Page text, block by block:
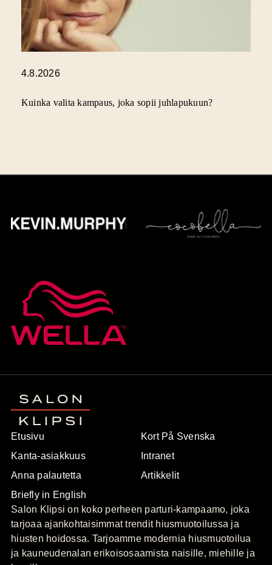
4.8.2026
Kuinka valita kampaus, joka sopii juhlapukuun?
Etusivu
Kanta-asiakkuus
Anna palautetta
Briefly in English
Kort På Svenska
Intranet
Artikkelit
Salon Klipsi on koko perheen parturi-kampaamo, joka
tarjoaa ajankohtaisimmat trendit hiusmuotoilussa ja
hiusten hoidossa. Tarjoamme modernia hiusmuotoilua
ja kauneudenalan erikoisosaamista naisille, miehille ja